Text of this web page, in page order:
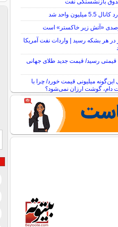
واحد شد
نفت به ۸۳ دلار در هر بشکه رسید | واردات نفت آمریکا
قیمتی رسید/ قیمت جدید طلای جهانی
این‌گونه میلیونی قیمت خورد/ چرا با